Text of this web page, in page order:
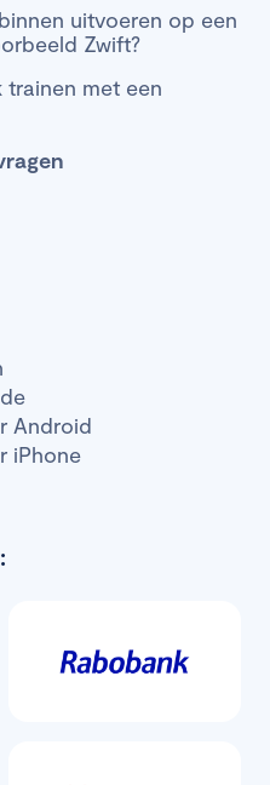
Android
iPhone
uitvoeren op een
Zwift?
met een